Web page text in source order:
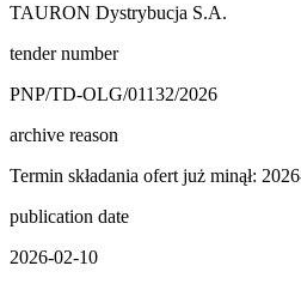
TAURON Dystrybucja S.A.
tender number
PNP/TD-OLG/01132/2026
archive reason
Termin składania ofert już minął:
publication date
2026-02-10